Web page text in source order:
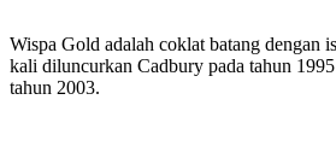
Wispa Gold adalah coklat batang dengan
kali diluncurkan Cadbury pada tahun
tahun 2003.